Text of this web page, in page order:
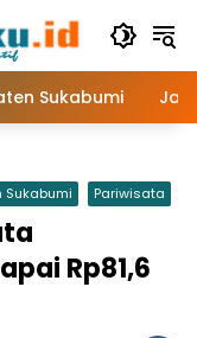
Sukabumi
Sukabumi Pariwisata
Rp81,6